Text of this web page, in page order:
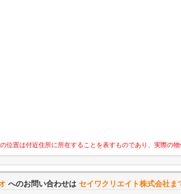
位置は付近住所に所在することを表すものであり、実際の物
へのお問い合わせは セイワクリエイト株式会社ま